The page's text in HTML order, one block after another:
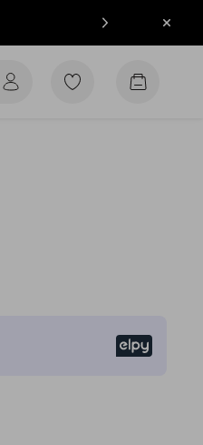
Sulje
Siirry
Siirry